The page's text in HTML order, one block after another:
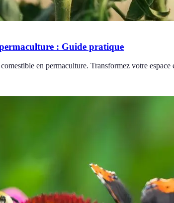
: Guide pratique
en permaculture. Transformez votre